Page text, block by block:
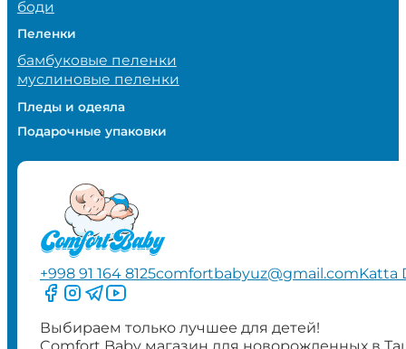
боди
Пеленки
бамбуковые пеленки
муслиновые пеленки
Пледы и одеяла
Подарочные упаковки
+998 91 164 8125comfortbabyuz@gmail.comKatta
Следите за нами на Facebook
Следите за нами в Instagram
Следите за нами в Telegram
Следите за нами в YouTube
Выбираем только лучшее для детей!
Comfort Baby магазин для новорожденных в